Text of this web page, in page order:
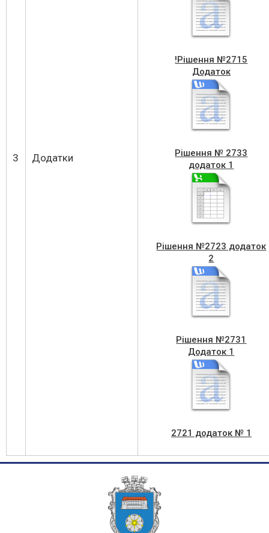
3 Додатки
!Рішення №2715
Додаток
Рішення № 2733
додаток 1
Рішення №2723 додаток
2
Рішення №2731
Додаток 1
2721 додаток № 1